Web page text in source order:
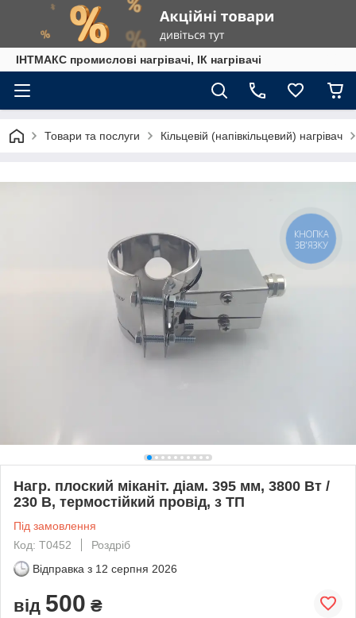
ІНТМАКС промислові нагрівачі, ІК нагрівачі
Товари та послуги Кільцевій (напівкільцевий) нагрівач
Нагр. плоский міканіт. діам. 395 мм, 3800 Вт /
230 В, термостійкий провід, з ТП
Під замовлення
Код: Т0452
Роздріб
Відправка з 12 серпня 2026
від 500 ₴
КНОПКА
ЗВ'ЯЗКУ